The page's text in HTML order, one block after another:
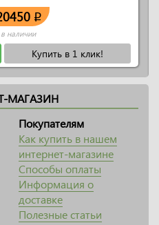
q
в наличии
Купить в 1 клик!
МАГАЗИН
Покупателям
Как купить в нашем
интернет-магазине
Способы оплаты
Информация о
доставке
Полезные статьи